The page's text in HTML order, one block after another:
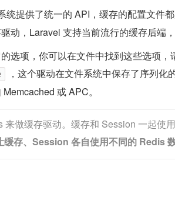
统提供了统一的 API，缓存的配置文件
动，Laravel 支持当前流行的缓存后端
选项，你可以在文件中找到这些选项
，这个驱动在文件系统中保存了序列
或 APC。
来做缓存驱动。缓存和 Session 一起使
存、Session 各自使用不同的 Redis